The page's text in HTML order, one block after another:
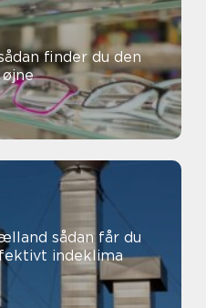
får du
indeklima